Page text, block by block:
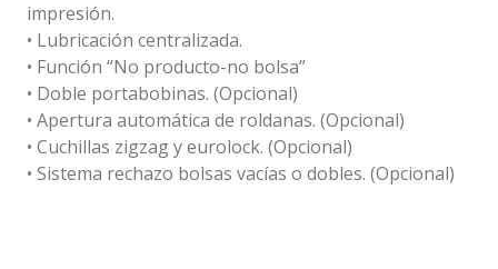
impresión.
• Lubricación centralizada.
• Función “No producto-no bolsa”
• Doble portabobinas. (Opcional)
• Apertura automática de roldanas. (Opcional)
• Cuchillas zigzag y eurolock. (Opcional)
• Sistema rechazo bolsas vacías o dobles. (Opcional)